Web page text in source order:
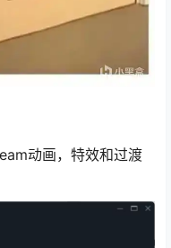
动画，特效和过渡